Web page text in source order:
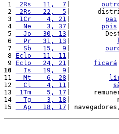
1 2Rs   11,  7
2
2Rs   22,  5 |
3
1Cr    4, 21 pai
4
  Ne    3, 37
pois
5
  Jo   30, 13
|
6
  Pr   31, 13
7
  Sb   15,  9
8 Eclo   11, 11 |
9 Eclo   24, 21 ficará
10
  Is   19,  9
|
11
  Mt    6, 28
12
  Cl    4, 11
13
1Tm    5, 17 |
14
  Tg    3, 18
|
15
  Ap   18, 17
|